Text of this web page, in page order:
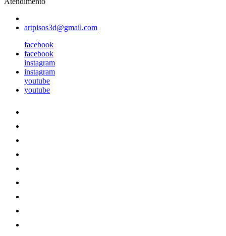
artpisos3d@gmail.com
facebook
facebook
instagram
instagram
youtube
youtube